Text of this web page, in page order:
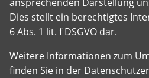
ansprechenden Darstellung
Dies stellt ein berechtigtes
6 Abs. 1 lit. f DSGVO dar.
Weitere Informationen zum
finden Sie in der